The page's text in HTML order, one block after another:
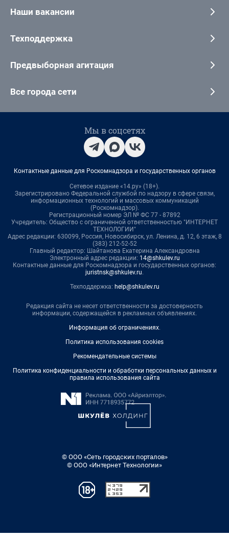
Наши вакансии
Техподдержка
Предвыборная агитация
Все города сети
Мы в соцсетях
Контактные данные для Роскомнадзора и государственных органов
Сетевое издание «14.ру» (18+).
Зарегистрировано Федеральной службой по надзору в сфере связи,
информационных технологий и массовых коммуникаций
(Роскомнадзор).
Регистрационный номер ЭЛ № ФС 77 - 87892
Учредитель: Общество с ограниченной ответственностью "ИНТЕРНЕТ
ТЕХНОЛОГИИ"
Адрес редакции: 630099, Россия, Новосибирск, ул. Ленина, д. 12, 6 этаж, 8
(383) 212-52-52
Главный редактор: Шайтанова Екатерина Александровна
Электронный адрес редакции: 14@shkulev.ru
Контактные данные для Роскомнадзора и государственных органов:
juristnsk@shkulev.ru.
Техподдержка: help@shkulev.ru
Редакция сайта не несет ответственности за достоверность
информации, содержащейся в рекламных объявлениях.
Информация об ограничениях.
Политика использования cookies
Рекомендательные системы
Политика конфиденциальности и обработки персональных данных и
правила использования сайта
© ООО «Сеть городских порталов»
© ООО «Интернет Технологии»